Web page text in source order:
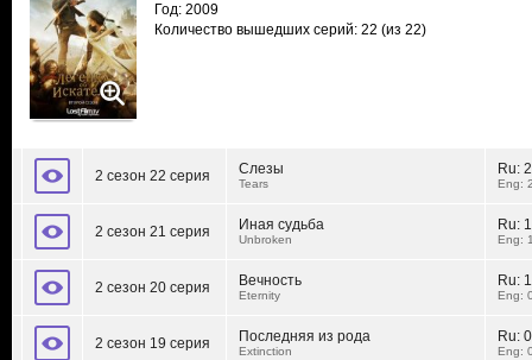
Год: 2009
Количество вышедших серий: 22 (из 22)
2 сезон 22 серия Слезы
Tears
Ru:
Eng:
2 сезон 21 серия Иная судьба
Unbroken
Ru:
Eng:
2 сезон 20 серия Вечность
Eternity
Ru:
Eng:
2 сезон 19 серия Последняя из рода
Extinction
Ru:
Eng: